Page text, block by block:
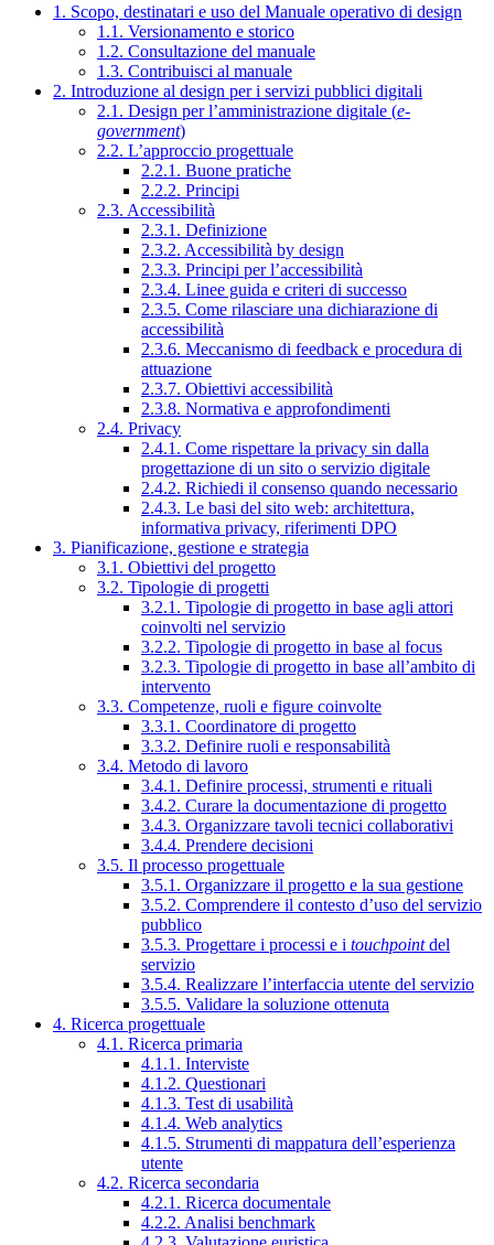
1. Scopo, destinatari e uso del Manuale operativo di design
1.1. Versionamento e storico
1.2. Consultazione del manuale
1.3. Contribuisci al manuale
2. Introduzione al design per i servizi pubblici digitali
2.1. Design per l’amministrazione digitale (e-
government)
2.2. L’approccio progettuale
2.2.1. Buone pratiche
2.2.2. Principi
2.3. Accessibilità
2.3.1. Definizione
2.3.2. Accessibilità by design
2.3.3. Principi per l’accessibilità
2.3.4. Linee guida e criteri di successo
2.3.5. Come rilasciare una dichiarazione di
accessibilità
2.3.6. Meccanismo di feedback e procedura di
attuazione
2.3.7. Obiettivi accessibilità
2.3.8. Normativa e approfondimenti
2.4. Privacy
2.4.1. Come rispettare la privacy sin dalla
progettazione di un sito o servizio digitale
2.4.2. Richiedi il consenso quando necessario
2.4.3. Le basi del sito web: architettura,
informativa privacy, riferimenti DPO
3. Pianificazione, gestione e strategia
3.1. Obiettivi del progetto
3.2. Tipologie di progetti
3.2.1. Tipologie di progetto in base agli attori
coinvolti nel servizio
3.2.2. Tipologie di progetto in base al focus
3.2.3. Tipologie di progetto in base all’ambito di
intervento
3.3. Competenze, ruoli e figure coinvolte
3.3.1. Coordinatore di progetto
3.3.2. Definire ruoli e responsabilità
3.4. Metodo di lavoro
3.4.1. Definire processi, strumenti e rituali
3.4.2. Curare la documentazione di progetto
3.4.3. Organizzare tavoli tecnici collaborativi
3.4.4. Prendere decisioni
3.5. Il processo progettuale
3.5.1. Organizzare il progetto e la sua gestione
3.5.2. Comprendere il contesto d’uso del servizio
pubblico
3.5.3. Progettare i processi e i touchpointdel
servizio
3.5.4. Realizzare l’interfaccia utente del servizio
3.5.5. Validare la soluzione ottenuta
4. Ricerca progettuale
4.1. Ricerca primaria
4.1.1. Interviste
4.1.2. Questionari
4.1.3. Test di usabilità
4.1.4. Web analytics
4.1.5. Strumenti di mappatura dell’esperienza
utente
4.2. Ricerca secondaria
4.2.1. Ricerca documentale
4.2.2. Analisi benchmark